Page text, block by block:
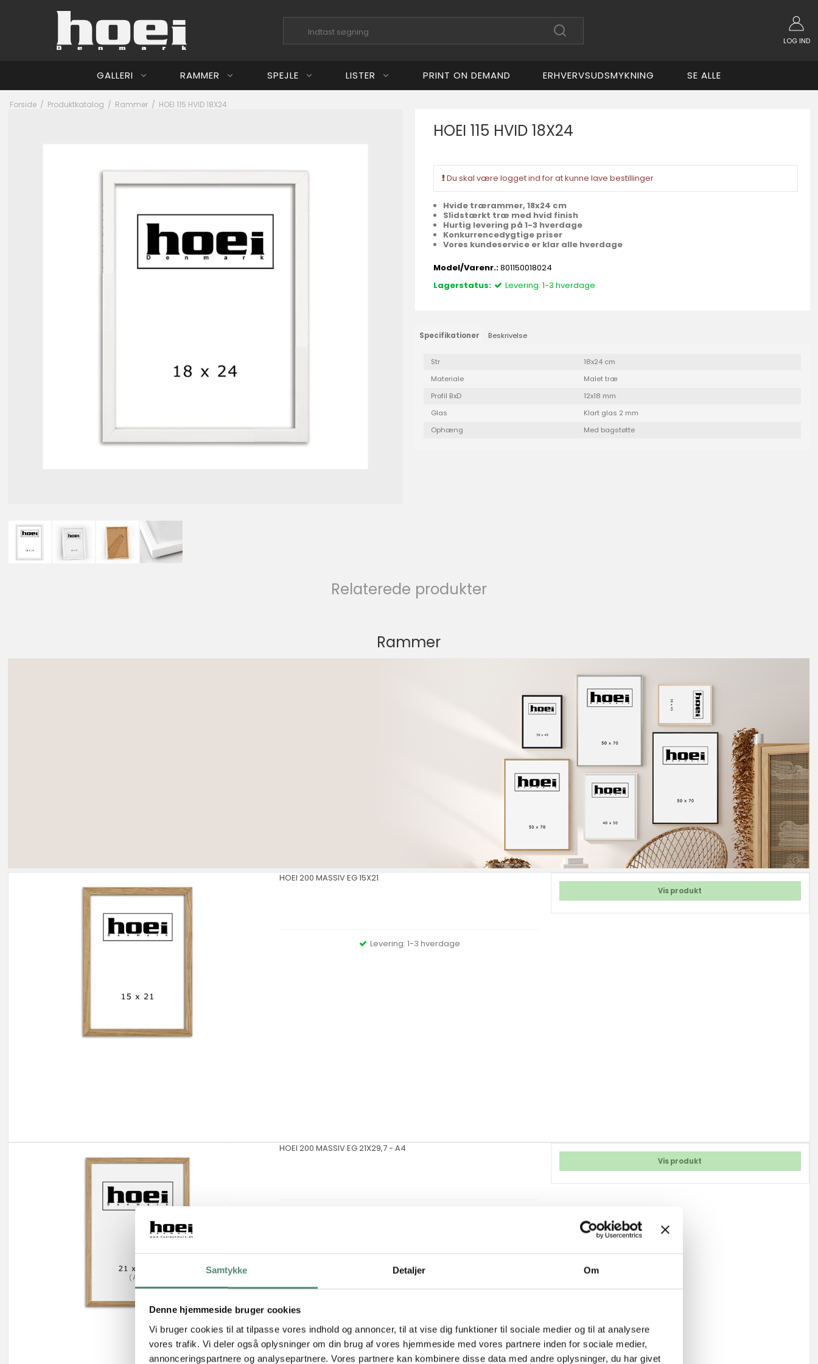
Samtykke Detaljer Om
Denne hjemmeside bruger cookies
Vi bruger cookies til at tilpasse vores indhold og annoncer, til at vise dig funktioner til sociale medier og til at analysere
vores trafik. Vi deler også oplysninger om din brug af vores hjemmeside med vores partnere inden for sociale medier,
annonceringspartnere og analysepartnere. Vores partnere kan kombinere disse data med andre oplysninger, du har givet
LOG IND
GALLERI RAMMER SPEJLE LISTER PRINT ON DEMAND ERHVERVSUDSMYKNING SE ALLE
Forside / Produktkatalog / Rammer / HOEI 115 HVID 18X24
HOEI 115 HVID 18X24
Du skal være logget ind for at kunne lave bestillinger
Hvide trærammer, 18x24 cm
Slidstærkt træ med hvid finish
Hurtig levering på 1-3 hverdage
Konkurrencedygtige priser
Vores kundeservice er klar alle hverdage
Model/Varenr.:801150018024
Lagerstatus:
Levering: 1-3 hverdage
Specifikationer Beskrivelse
Str
18x24 cm
Materiale
Malet træ
Profil BxD
12x18 mm
Glas
Klart glas 2 mm
Ophæng
Med bagstøtte
Relaterede produkter
Rammer
HOEI 200 MASSIV EG 15X21
Levering: 1-3 hverdage
Vis produkt
HOEI 200 MASSIV EG 21X29,7 - A4
Vis produkt